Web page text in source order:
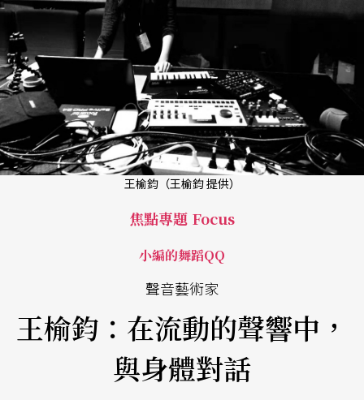
王榆鈞（王榆鈞 提供）
焦點專題 Focus
小編的舞蹈QQ
聲音藝術家
王榆鈞：在流動的聲響中，
與身體對話